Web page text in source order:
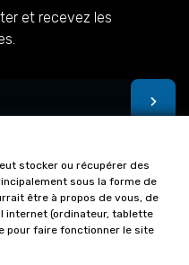
et recevez les
stocker ou récupérer des
sous la forme de
être à propos de vous, de
internet (ordinateur, tablette
pour faire fonctionner le site